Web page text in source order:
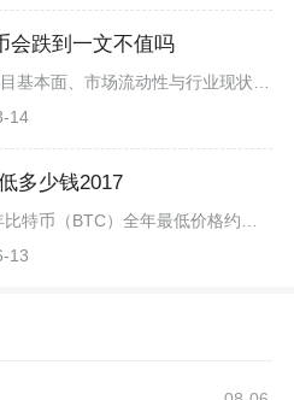
会跌到一文不值吗
14
多少钱2017
13